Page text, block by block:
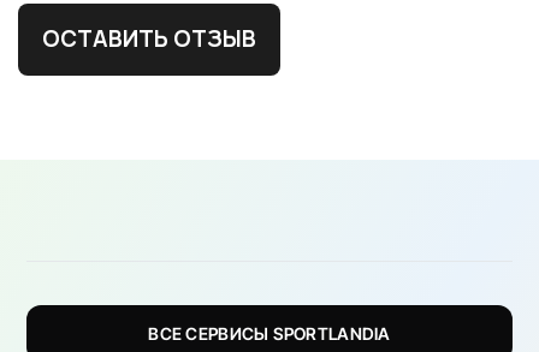
ОСТАВИТЬ ОТЗЫВ
ВСЕ СЕРВИСЫ SPORTLANDIA